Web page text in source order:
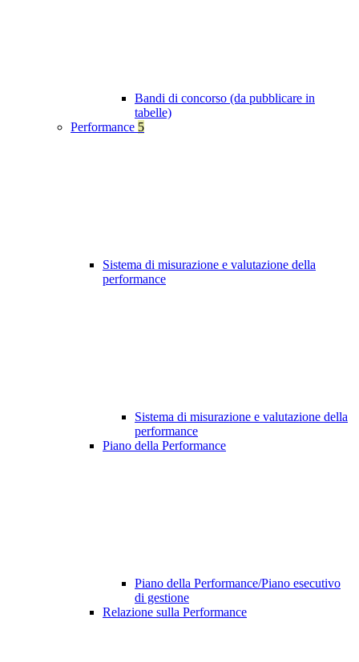
Bandi di concorso (da pubblicare in
tabelle)
Performance 5
Sistema di misurazione e valutazione della
performance
Sistema di misurazione e valutazione della
performance
Piano della Performance
Piano della Performance/Piano esecutivo
di gestione
Relazione sulla Performance